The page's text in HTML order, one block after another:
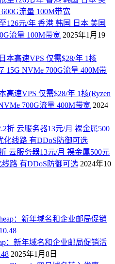
126元/年 香港 韩国 日本 美国
流量 100M带宽 2025年1月19
高速VPS 仅需$28/年 1核(Ryzen
700G流量 400M带宽 2024
云服务器13元/月 裸金属500元
路 有DDoS防御可选 2024年10
：新年域名和企业邮局促销活
2025年1月8日